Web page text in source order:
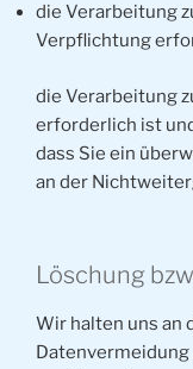
die Verarbeitung
Verpflichtung
die Verarbeitung
erforderlich ist
dass Sie ein
an der
Löschung
Wir halten uns an